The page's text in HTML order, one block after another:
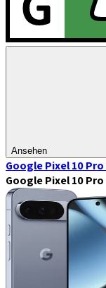
Ansehen
Google Pixel 10 Pro
Google Pixel 10 Pro